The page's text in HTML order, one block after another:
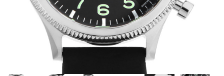
オーデマピゲ ウブロ